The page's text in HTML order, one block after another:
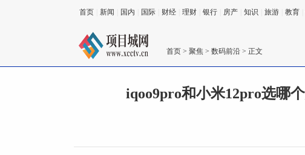
首页 新闻 国内 国际 财经 理财 银行 房产 知识 旅游 教育
首页 > 聚焦 > 数码前沿 > 正文
iqoo9pro和小米12pro选哪